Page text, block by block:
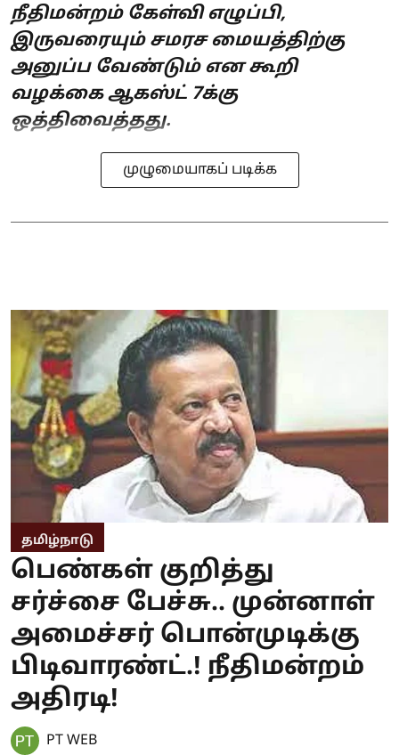
நீதிமன்றம் கேள்வி எழுப்பி,
இருவரையும் சமரச மையத்திற்கு
அனுப்ப வேண்டும் என கூறி
வழக்கை ஆகஸ்ட் 7க்கு
ஒத்திவைத்தது.
முழுமையாகப் படிக்க
தமிழ்நாடு
பெண்கள் குறித்து
சர்ச்சை பேச்சு.. முன்னாள்
அமைச்சர் பொன்முடிக்கு
பிடிவாரண்ட்.! நீதிமன்றம்
அதிரடி!
PT WEB